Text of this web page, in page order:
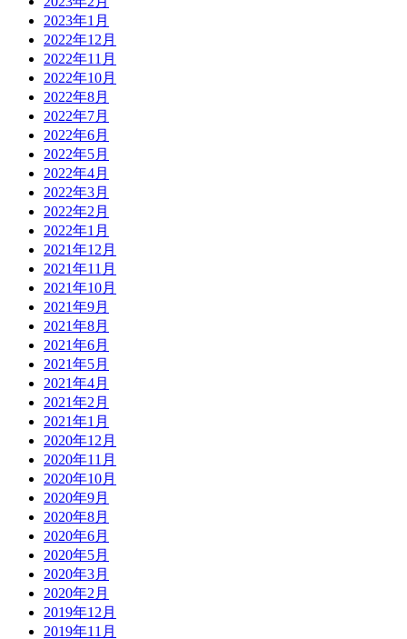
2023年1月
2022年12月
2022年11月
2022年10月
2022年8月
2022年7月
2022年6月
2022年5月
2022年4月
2022年3月
2022年2月
2022年1月
2021年12月
2021年11月
2021年10月
2021年9月
2021年8月
2021年6月
2021年5月
2021年4月
2021年2月
2021年1月
2020年12月
2020年11月
2020年10月
2020年9月
2020年8月
2020年6月
2020年5月
2020年3月
2020年2月
2019年12月
2019年11月